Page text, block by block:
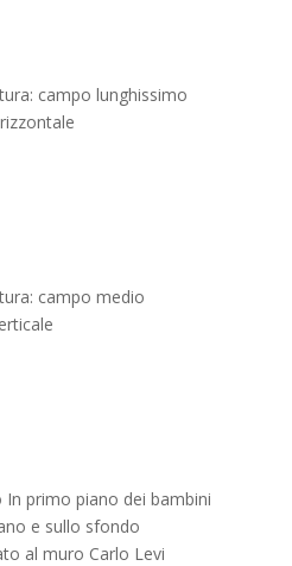
campo lunghissimo
campo medio
In primo piano dei bambini
e sullo sfondo
al muro Carlo Levi